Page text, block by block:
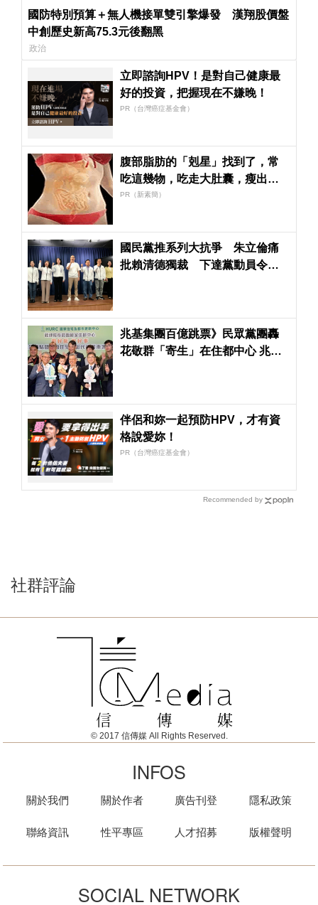
國防特別預算＋無人機接單雙引擎爆發 漢翔股價盤
中創歷史新高75.3元後翻黑
政治
立即諮詢HPV！是對自己健康最
好的投資，把握現在不嫌晚！
PR（台灣癌症基金會）
腹部脂肪的「剋星」找到了，常
吃這幾物，吃走大肚囊，瘦出小
蠻腰
PR（新素簡）
國民黨推系列大抗爭 朱立倫痛
批賴清德獨裁 下達黨動員令晚
兆基集團百億跳票》民眾黨團轟
花敬群「寄生」在住都中心 兆基
伴侶和妳一起預防HPV，才有資
格說愛妳！
PR（台灣癌症基金會）
Recommended by
社群評論
© 2017 信傳媒 All Rights Reserved.
INFOS
關於我們
聯絡資訊
關於作者
性平專區
廣告刊登
人才招募
隱私政策
版權聲明
SOCIAL NETWORK